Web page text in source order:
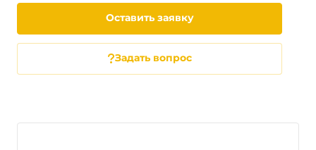
Оставить заявку
Задать вопрос